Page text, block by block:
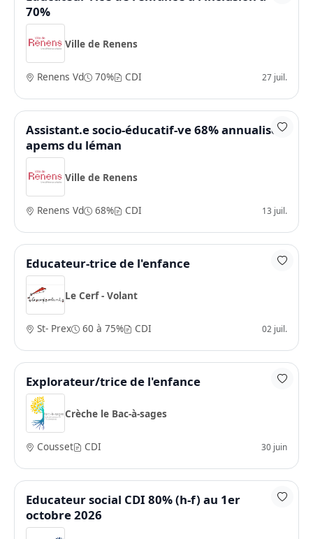
70%
Ville de Renens
Renens Vd 70% CDI 27 juil.
Assistant.e socio-éducatif-ve 68% annualisé -
apems du léman
Ville de Renens
Renens Vd 68% CDI 13 juil.
Educateur-trice de l'enfance
Le Cerf - Volant
St- Prex 60 à 75% CDI 02 juil.
Explorateur/trice de l'enfance
Crèche le Bac-à-sages
Cousset CDI 30 juin
Educateur social CDI 80% (h-f) au 1er
octobre 2026